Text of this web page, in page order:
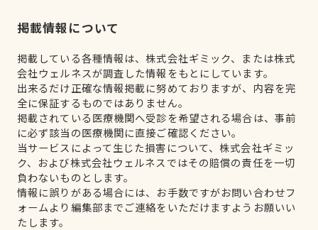
掲載情報について
掲載している各種情報は、株式会社ギミック、または株式
会社ウェルネスが調査した情報をもとにしています。
出来るだけ正確な情報掲載に努めておりますが、内容を完
全に保証するものではありません。
掲載されている医療機関へ受診を希望される場合は、事前
に必ず該当の医療機関に直接ご確認ください。
当サービスによって生じた損害について、株式会社ギミッ
ク、および株式会社ウェルネスではその賠償の責任を一切
負わないものとします。
情報に誤りがある場合には、お手数ですがお問い合わせフ
ォームより編集部までご連絡をいただけますようお願いい
たします。